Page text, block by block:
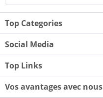
Top Categories
Social Media
Top Links
Vos avantages avec nous